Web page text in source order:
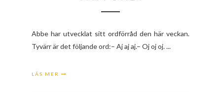
Abbe har utvecklat sitt ordförråd den här veckan.
Tyvärr är det följande ord:– Aj aj aj.– Oj oj oj. ...
LÄS MER